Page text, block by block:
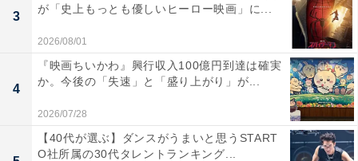
一方、鈴と深夜は春と静空の元へ向かう途中で伴と遭
遇。伴はしおらしく「申し訳ありませんでした」と頭を
下げ、そのままどこかへ歩き去っていきます。様子がお
かしいと案じた鈴が追いかけると、伴は海へ身を投げよ
うとしていました。
3
が「史上もっとも優しいヒーロー映画」に...
2026/08/01
4
『映画ちいかわ』興行収入100億円到達は確実
か。今後の「失速」と「盛り上がり」が...
2026/07/28
【40代が選ぶ】ダンスがうまいと思うSTART
O社所属の30代タレントランキング...